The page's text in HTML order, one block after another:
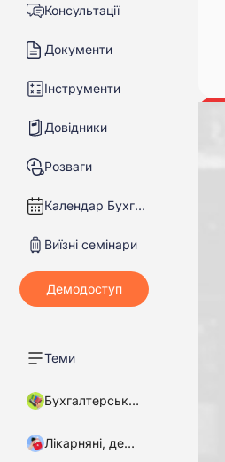
Консультації
Документи
Інструменти
Довідники
Розваги
Календар Бухгалтера
Виїзні семінари
Теми
Бухгалтерський облік
Лікарняні, декретні